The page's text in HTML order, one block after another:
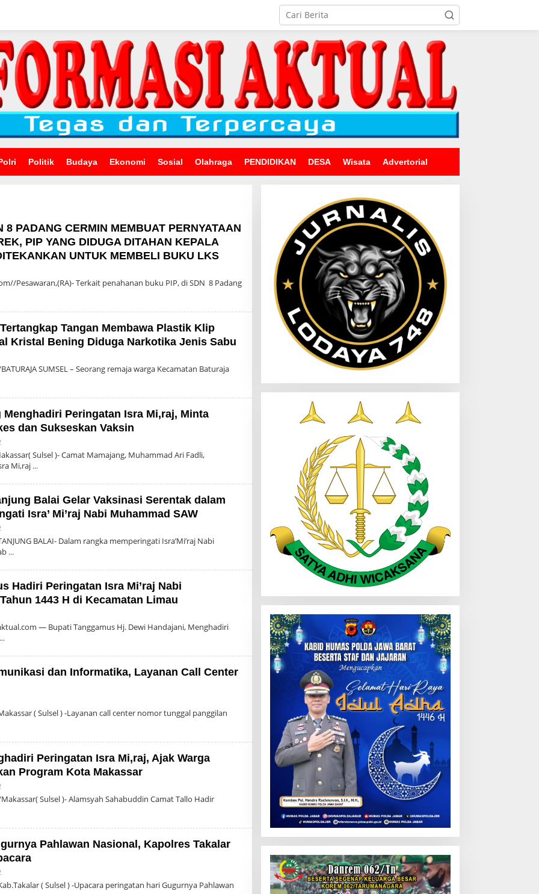
Politik Budaya Ekonomi Sosial Olahraga PENDIDIKAN DESA Wisata Advertorial
8 PADANG CERMIN MEMBUAT PERNYATAAN
PIP YANG DIDUGA DITAHAN KEPALA
UNTUK MEMBELI BUKU LKS
Pesawaran,(RA)- Terkait penahanan buku PIP, di SDN 8 Padang
Tangan Membawa Plastik Klip
Kristal Bening Diduga Narkotika Jenis Sabu
SUMSEL – Seorang remaja warga Kecamatan Baturaja
Menghadiri Peringatan Isra Mi,raj, Minta
dan Sukseskan Vaksin
Oleh
Sulsel )- Camat Mamajang, Muhammad Ari Fadli,
Mi,raj
Balai Gelar Vaksinasi Serentak dalam
Isra’ Mi’raj Nabi Muhammad SAW
Oleh
BALAI- Dalam rangka memperingati Isra’Mi’raj Nabi
Hadiri Peringatan Isra Mi’raj Nabi
1443 H di Kecamatan Limau
— Bupati Tanggamus Hj. Dewi Handajani, Menghadiri
dan Informatika, Layanan Call Center
( Sulsel ) -Layanan call center nomor tunggal panggilan
Peringatan Isra Mi,raj, Ajak Warga
Program Kota Makassar
Oleh
Sulsel )- Alamsyah Sahabuddin Camat Tallo Hadir
Pahlawan Nasional, Kapolres Takalar
Oleh
( Sulsel ) -Upacara peringatan hari Gugurnya Pahlawan